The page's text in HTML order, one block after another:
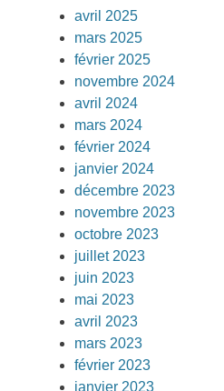
avril 2025
mars 2025
février 2025
novembre 2024
avril 2024
mars 2024
février 2024
janvier 2024
décembre 2023
novembre 2023
octobre 2023
juillet 2023
juin 2023
mai 2023
avril 2023
mars 2023
février 2023
janvier 2023